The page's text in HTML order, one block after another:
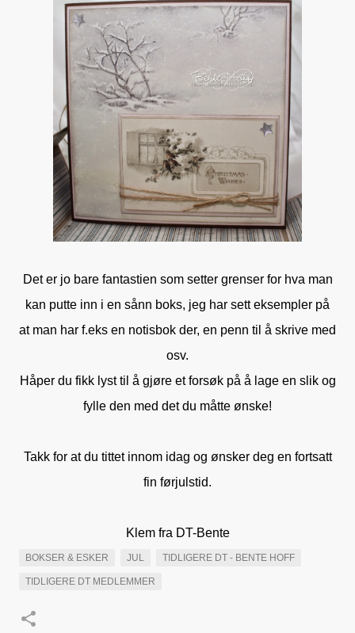
Det er jo bare fantastien som setter grenser for hva man
kan putte inn i en sånn boks, jeg har sett eksempler på
at man har f.eks en notisbok der, en penn til å skrive med
osv.
Håper du fikk lyst til å gjøre et forsøk på å lage en slik og
fylle den med det du måtte ønske!
Takk for at du tittet innom idag og ønsker deg en fortsatt
fin førjulstid.
Klem fra DT-Bente
BOKSER & ESKER JUL TIDLIGERE DT - BENTE HOFF
TIDLIGERE DT MEDLEMMER